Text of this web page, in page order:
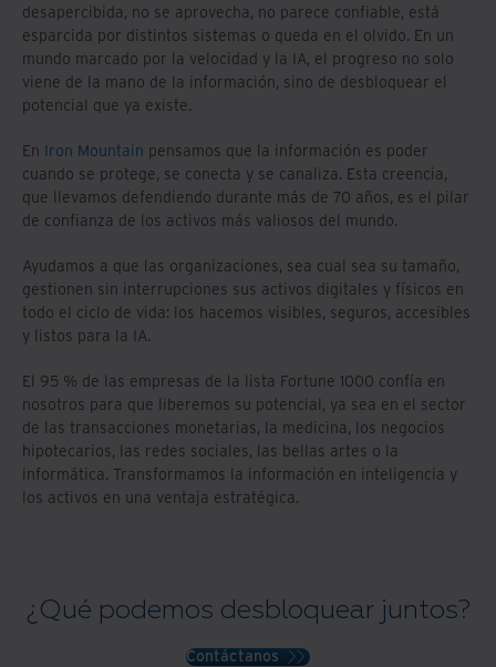
desapercibida, no se aprovecha, no parece confiable, está
esparcida por distintos sistemas o queda en el olvido. En un
mundo marcado por la velocidad y la IA, el progreso no solo
viene de la mano de la información, sino de desbloquear el
potencial que ya existe.
En Iron Mountain pensamos que la información es poder
cuando se protege, se conecta y se canaliza. Esta creencia,
que llevamos defendiendo durante más de 70 años, es el pilar
de confianza de los activos más valiosos del mundo.
Ayudamos a que las organizaciones, sea cual sea su tamaño,
gestionen sin interrupciones sus activos digitales y físicos en
todo el ciclo de vida: los hacemos visibles, seguros, accesibles
y listos para la IA.
El 95 % de las empresas de la lista Fortune 1000 confía en
nosotros para que liberemos su potencial, ya sea en el sector
de las transacciones monetarias, la medicina, los negocios
hipotecarios, las redes sociales, las bellas artes o la
informática. Transformamos la información en inteligencia y
los activos en una ventaja estratégica.
¿Qué podemos desbloquear juntos?
Contáctanos